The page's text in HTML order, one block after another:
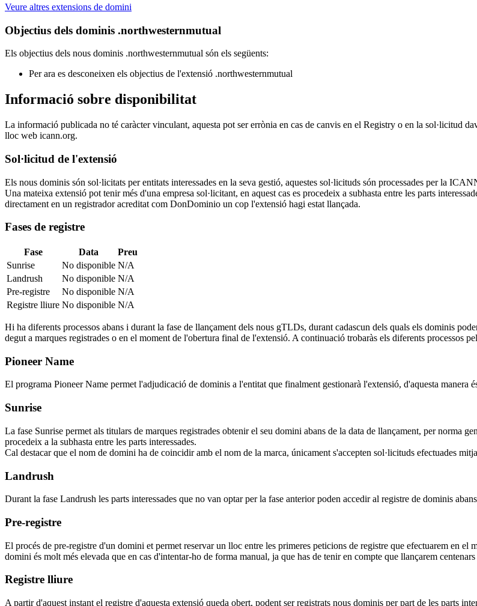
Veure altres extensions de domini
Objectius dels dominis .northwesternmutual
Els objectius dels nous dominis .northwesternmutual són els següents:
Per ara es desconeixen els objectius de l'extensió .northwesternmutual
Informació sobre disponibilitat
La informació publicada no té caràcter vinculant, aquesta pot ser errònia en cas de canvis en el Registry o en la sol·licitud
lloc web icann.org.
Sol·licitud de l'extensió
Els nous dominis són sol·licitats per entitats interessades en la seva gestió, aquestes sol·licituds són processades per la
Una mateixa extensió pot tenir més d'una empresa sol·licitant, en aquest cas es procedeix a subhasta entre les parts
directament en un registrador acreditat com DonDominio un cop l'extensió hagi estat llançada.
Fases de registre
Fase Data
Preu
Sunrise
No disponible N/A
Landrush
No disponible N/A
Pre-registre
No disponible N/A
Registre lliure No disponible N/A
Hi ha diferents processos abans i durant la fase de llançament dels nous gTLDs, durant cadascun dels quals els dominis
degut a marques registrades o en el moment de l'obertura final de l'extensió. A continuació trobaràs els diferents processos
Pioneer Name
El programa Pioneer Name permet l'adjudicació de dominis a l'entitat que finalment gestionarà l'extensió, d'aquesta manera
Sunrise
La fase Sunrise permet als titulars de marques registrades obtenir el seu domini abans de la data de llançament, per norma
procedeix a la subhasta entre les parts interessades.
Cal destacar que el nom de domini ha de coincidir amb el nom de la marca, únicament s'accepten sol·licituds efectuades
Landrush
Durant la fase Landrush les parts interessades que no van optar per la fase anterior poden accedir al registre de dominis
Pre-registre
El procés de pre-registre d'un domini et permet reservar un lloc entre les primeres peticions de registre que efectuarem en
domini és molt més elevada que en cas d'intentar-ho de forma manual, ja que has de tenir en compte que llançarem
Registre lliure
A partir d'aquest instant el registre d'aquesta extensió queda obert, podent ser registrats nous dominis per part de les parts